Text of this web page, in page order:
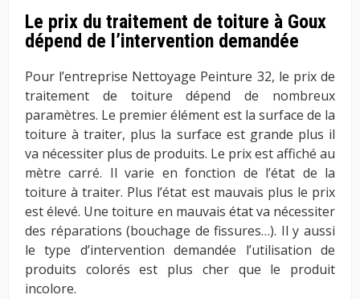
Le prix du traitement de toiture à Goux
dépend de l’intervention demandée
Pour l’entreprise Nettoyage Peinture 32, le prix de
traitement de toiture dépend de nombreux
paramètres. Le premier élément est la surface de la
toiture à traiter, plus la surface est grande plus il
va nécessiter plus de produits. Le prix est affiché au
mètre carré. Il varie en fonction de l’état de la
toiture à traiter. Plus l’état est mauvais plus le prix
est élevé. Une toiture en mauvais état va nécessiter
des réparations (bouchage de fissures…). Il y aussi
le type d’intervention demandée l’utilisation de
produits colorés est plus cher que le produit
incolore.